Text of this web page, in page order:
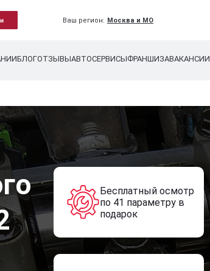
Ваш регион: Москва и МО
БЛОГОТЗЫВЫАВТОСЕРВИСЫФРАНШИЗАВАКАНСИИ
Бесплатный осмотр
по 41 параметру в
подарок